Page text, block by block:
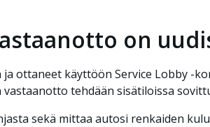
on
ottaneet käyttöön Service Lobby -
tehdään sisätiloissa
sekä mittaa autosi renkaiden